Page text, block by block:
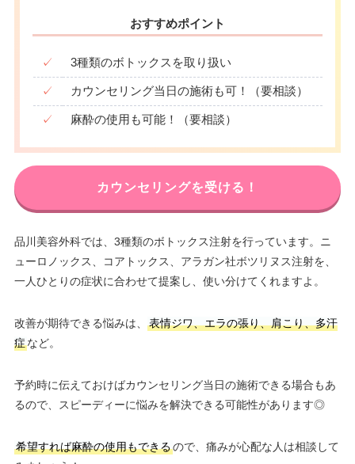
おすすめポイント
✓ 3種類のボトックスを取り扱い
✓ カウンセリング当日の施術も可！（要相談）
✓ 麻酔の使用も可能！（要相談）
カウンセリングを受ける！
品川美容外科では、3種類のボトックス注射を行っています。ニ
ューロノックス、コアトックス、アラガン社ボツリヌス注射を、
一人ひとりの症状に合わせて提案し、使い分けてくれますよ。
改善が期待できる悩みは、
表情ジワ、エラの張り、肩こり、多汗
症など。
予約時に伝えておけばカウンセリング当日の施術できる場合もあ
るので、スピーディーに悩みを解決できる可能性があります◎
希望すれば麻酔の使用もできるので、痛みが心配な人は相談して